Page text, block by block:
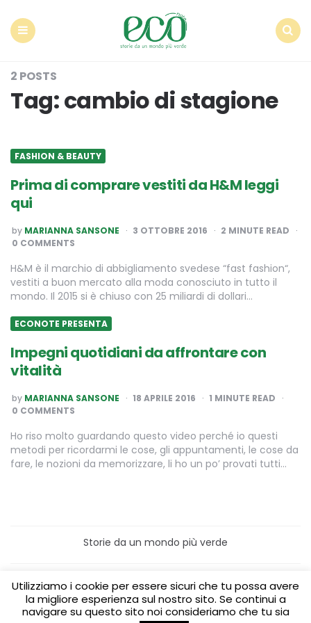
2 POSTS
Tag:cambio di stagione
FASHION & BEAUTY
Prima di comprare vestiti da H&M leggi
qui
POSTED
BY
by MARIANNA SANSONE 3 OTTOBRE 2016 2 MINUTE READ
0 COMMENTS
H&M è il marchio di abbigliamento svedese “fast fashion“,
vestiti a buon mercato alla moda conosciuto in tutto il
mondo. Il 2015 si è chiuso con 25 miliardi di dollari…
ECONOTE PRESENTA
Impegni quotidiani da affrontare con
vitalità
POSTED
BY
by MARIANNA SANSONE 18 APRILE 2016 1 MINUTE READ
0 COMMENTS
Ho riso molto guardando questo video perché io questi
metodi per ricordarmi le cose, gli appuntamenti, le cose da
fare, le nozioni da memorizzare, li ho un po’ provati tutti…
Storie da un mondo più verde
Home
Turismo sostenibile
Laboratori/Visite per le scuole
Green content per aziende Media Partner
Utilizziamo i cookie per essere sicuri che tu possa avere
la migliore esperienza sul nostro sito. Se continui a
navigare su questo sito noi consideriamo che tu sia